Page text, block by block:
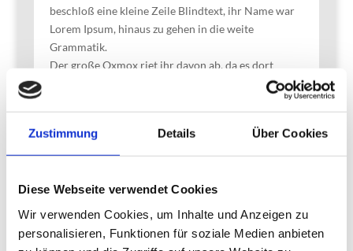
Zustimmung Details Über Cookies
Diese Webseite verwendet Cookies
Wir verwenden Cookies, um Inhalte und Anzeigen zu
personalisieren, Funktionen für soziale Medien anbieten
beschloß eine kleine Zeile Blindtext, ihr Name war
Lorem Ipsum, hinaus zu gehen in die weite
Grammatik.
Der große Oxmox riet ihr davon ab, da es dort
wimmele von bösen Kommata, wilden Fragezeichen
und hinterhältigen Semikoli, doch das Blindtextchen
Versalien, schob sich sein Initial in den Gürtel und
machte sich auf den Weg. Als es die ersten Hügel
letzten Blick zurück auf die Skyline seiner
Heimatstadt Buchstabhausen, die Headline von
Alphabetdorf und die Subline seiner eigenen Straße,
der Zeilengasse.